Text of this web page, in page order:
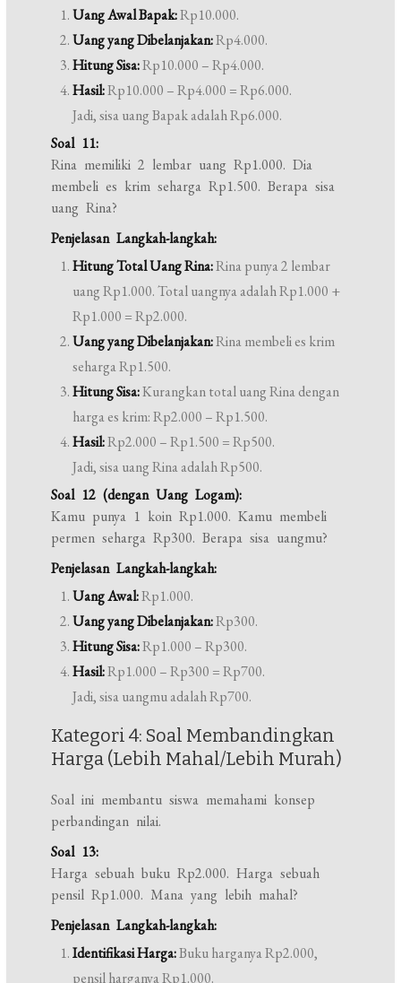
Uang Awal Bapak:Rp10.000.
Uang yang Dibelanjakan:Rp4.000.
Hitung Sisa:Rp10.000 – Rp4.000.
Hasil:Rp10.000 – Rp4.000 = Rp6.000.
Jadi, sisa uang Bapak adalah Rp6.000.
Soal 11:
Rina memiliki 2 lembar uang Rp1.000. Dia
membeli es krim seharga Rp1.500. Berapa sisa
uang Rina?
Penjelasan Langkah-langkah:
Hitung Total Uang Rina:Rina punya 2 lembar
uang Rp1.000. Total uangnya adalah Rp1.000 +
Rp1.000 = Rp2.000.
Uang yang Dibelanjakan:Rina membeli es krim
seharga Rp1.500.
Hitung Sisa:Kurangkan total uang Rina dengan
harga es krim: Rp2.000 – Rp1.500.
Hasil:Rp2.000 – Rp1.500 = Rp500.
Jadi, sisa uang Rina adalah Rp500.
Soal 12 (dengan Uang Logam):
Kamu punya 1 koin Rp1.000. Kamu membeli
permen seharga Rp300. Berapa sisa uangmu?
Penjelasan Langkah-langkah:
Uang Awal:Rp1.000.
Uang yang Dibelanjakan:Rp300.
Hitung Sisa:Rp1.000 – Rp300.
Hasil:Rp1.000 – Rp300 = Rp700.
Jadi, sisa uangmu adalah Rp700.
Kategori 4: Soal Membandingkan
Harga (Lebih Mahal/Lebih Murah)
Soal ini membantu siswa memahami konsep
perbandingan nilai.
Soal 13:
Harga sebuah buku Rp2.000. Harga sebuah
pensil Rp1.000. Mana yang lebih mahal?
Penjelasan Langkah-langkah:
Identifikasi Harga:Buku harganya Rp2.000,
pensil harganya Rp1.000.